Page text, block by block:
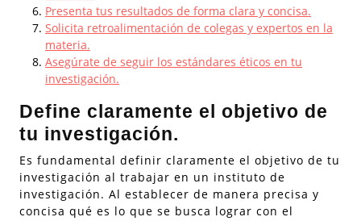
Presenta tus resultados de forma clara y concisa.
Solicita retroalimentación de colegas y expertos en la
materia.
Asegúrate de seguir los estándares éticos en tu
investigación.
Define claramente el objetivo de
tu investigación.
Es fundamental definir claramente el objetivo de tu
investigación al trabajar en un instituto de
investigación. Al establecer de manera precisa y
concisa qué es lo que se busca lograr con el